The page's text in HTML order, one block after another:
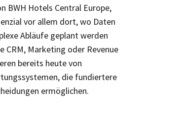
BWH Hotels Central Europe,
vor allem dort, wo Daten
Abläufe geplant werden
CRM, Marketing oder Revenue
bereits heute von
die fundiertere
ermöglichen.